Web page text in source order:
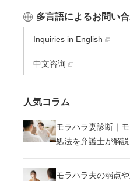
多言語によるお問い
Inquiries in English
中文咨询
人気コラム
モラハラ妻診断｜
処法を弁護士が解説
モラハラ夫の弱点